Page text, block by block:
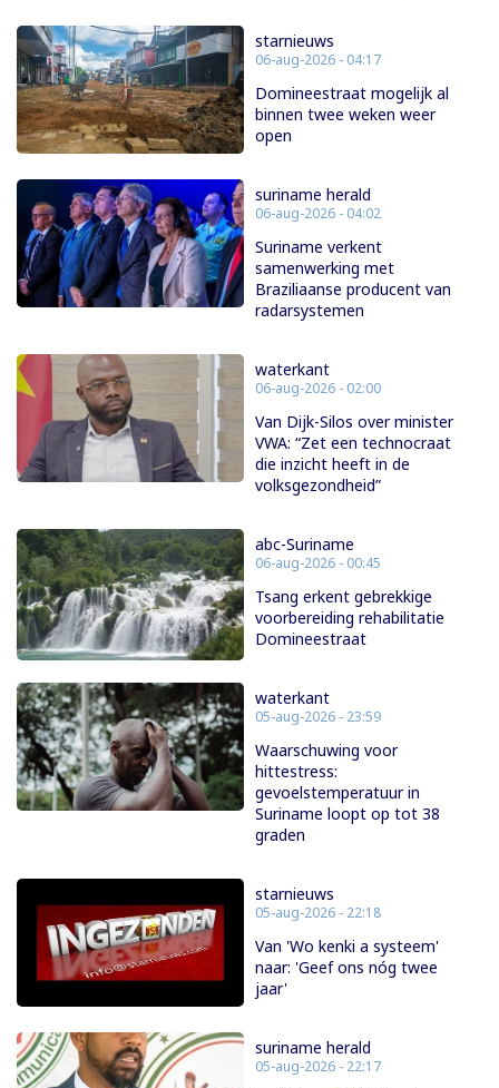
starnieuws
06-aug-2026 - 04:17
Domineestraat mogelijk al
binnen twee weken weer
open
suriname herald
06-aug-2026 - 04:02
Suriname verkent
samenwerking met
Braziliaanse producent van
radarsystemen
waterkant
06-aug-2026 - 02:00
Van Dijk-Silos over minister
VWA: “Zet een technocraat
die inzicht heeft in de
volksgezondheid”
abc-Suriname
06-aug-2026 - 00:45
Tsang erkent gebrekkige
voorbereiding rehabilitatie
Domineestraat
waterkant
05-aug-2026 - 23:59
Waarschuwing voor
hittestress:
gevoelstemperatuur in
Suriname loopt op tot 38
graden
starnieuws
05-aug-2026 - 22:18
Van 'Wo kenki a systeem'
naar: 'Geef ons nóg twee
jaar'
suriname herald
05-aug-2026 - 22:17